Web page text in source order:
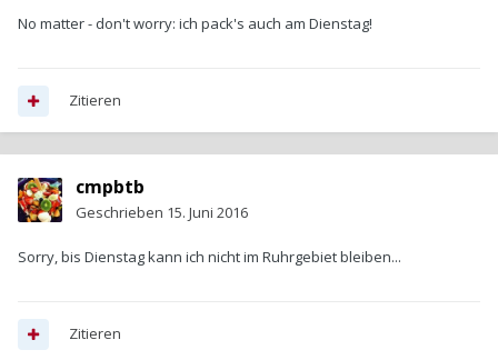
No matter - don't worry: ich pack's auch am Dienstag!
Zitieren
cmpbtb
Geschrieben 15. Juni 2016
Sorry, bis Dienstag kann ich nicht im Ruhrgebiet bleiben...
Zitieren